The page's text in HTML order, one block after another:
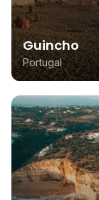
Guincho
Portugal